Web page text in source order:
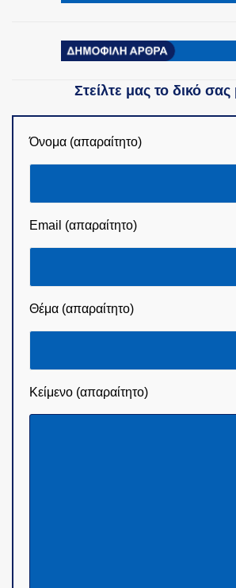
Στείλτε μας το δικό
Όνομα (απαραίτητο)
Email (απαραίτητο)
Θέμα (απαραίτητο)
Κείμενο (απαραίτητο)